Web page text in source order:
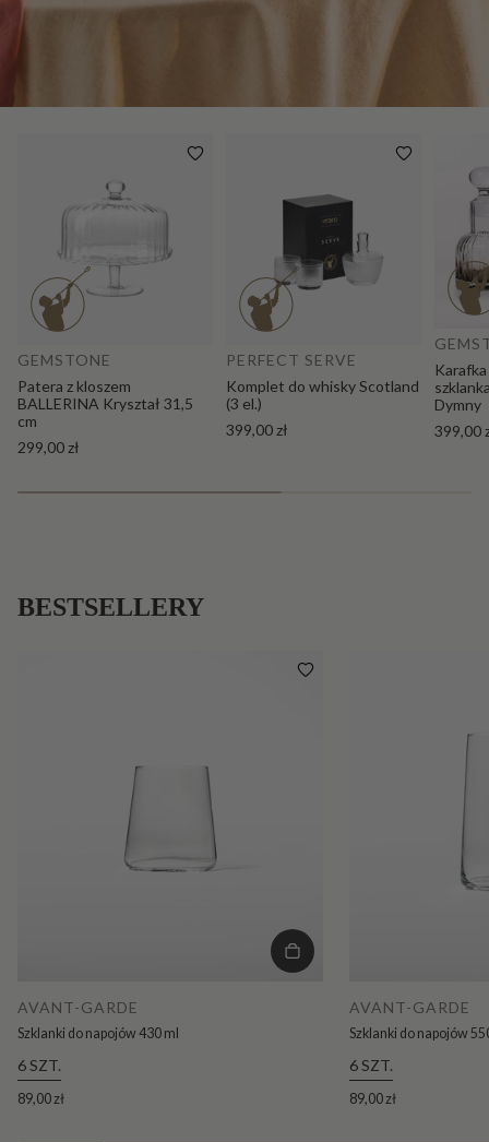
Dodaj do koszyka
GEMSTONE
Patera z kloszem
BALLERINA Kryształ 31,5
cm
299,00 zł
PERFECT SERVE
Komplet do whisky Scotland
(3 el.)
399,00 zł
Dymny
399,00
BESTSELLERY
AVANT-GARDE
Szklanki do napojów 430 ml
6 SZT.
89,00 zł
AVANT-GARDE
Szklanki do napojów
6 SZT.
89,00 zł